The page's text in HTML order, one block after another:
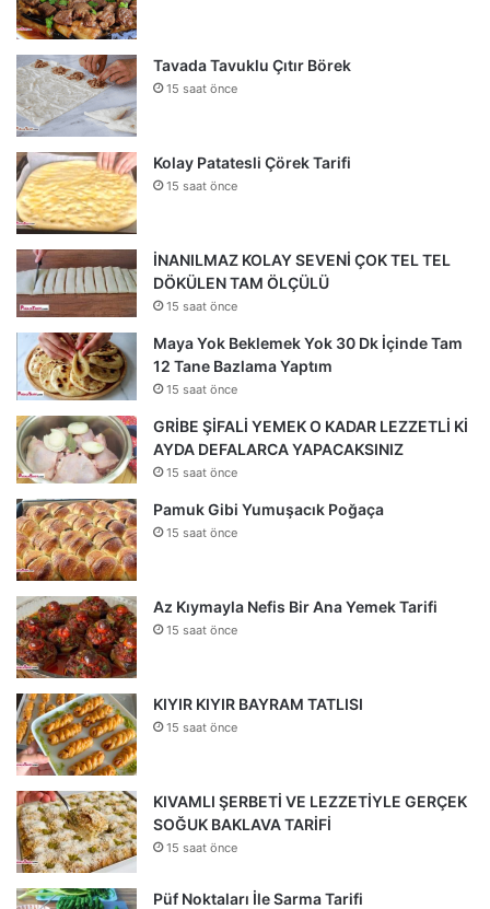
Tavada Tavuklu Çıtır Börek
15 saat önce
Kolay Patatesli Çörek Tarifi
15 saat önce
İNANILMAZ KOLAY SEVENİ ÇOK TEL TEL
DÖKÜLEN TAM ÖLÇÜLÜ
15 saat önce
Maya Yok Beklemek Yok 30 Dk İçinde Tam
12 Tane Bazlama Yaptım
15 saat önce
GRİBE ŞİFALİ YEMEK O KADAR LEZZETLİ Kİ
AYDA DEFALARCA YAPACAKSINIZ
15 saat önce
Pamuk Gibi Yumuşacık Poğaça
15 saat önce
Az Kıymayla Nefis Bir Ana Yemek Tarifi
15 saat önce
KIYIR KIYIR BAYRAM TATLISI
15 saat önce
KIVAMLI ŞERBETİ VE LEZZETİYLE GERÇEK
SOĞUK BAKLAVA TARİFİ
15 saat önce
Püf Noktaları İle Sarma Tarifi